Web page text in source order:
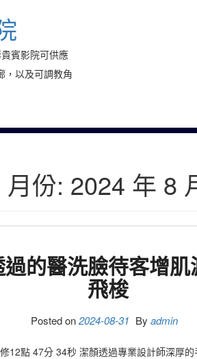
賓影院可供應
，以及可調教角
月份: 2024 年 8
的醫洗臉待客增
飛梭
Posted on2024-08-31 By admin
點 47分 34秒 潔顏透過專業設計師深厚